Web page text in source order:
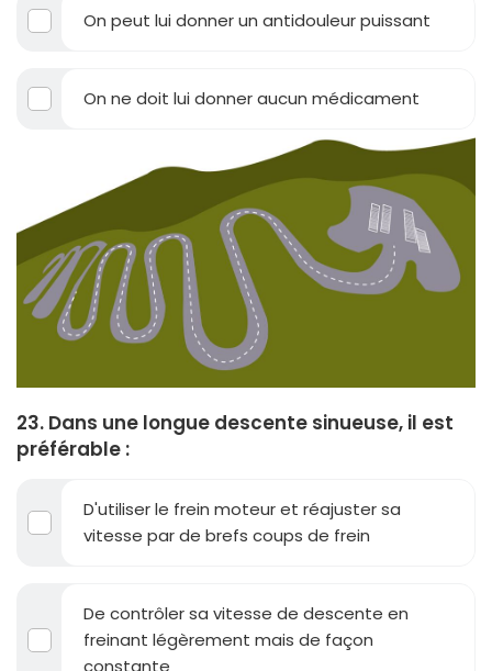
On peut lui donner un antidouleur puissant
On ne doit lui donner aucun médicament
23. Dans une longue descente sinueuse, il est
préférable :
D'utiliser le frein moteur et réajuster sa
vitesse par de brefs coups de frein
De contrôler sa vitesse de descente en
freinant légèrement mais de façon
constante